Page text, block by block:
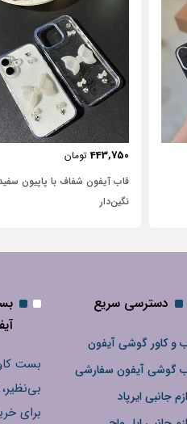
443,750 تومان
قاب آیفون شفاف با پاپیون
نگین‌دار
دسترسی سریع
و کاور گوشی آیفون
گوشی آیفون سفارشی
جانبی ایرپاد
بست
برای